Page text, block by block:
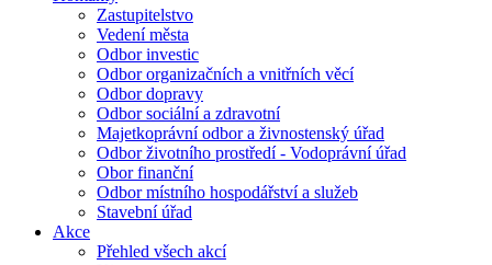
Zastupitelstvo
Vedení města
Odbor investic
Odbor organizačních a vnitřních věcí
Odbor dopravy
Odbor sociální a zdravotní
Majetkoprávní odbor a živnostenský úřad
Odbor životního prostředí - Vodoprávní úřad
Obor finanční
Odbor místního hospodářství a služeb
Stavební úřad
Akce
Přehled všech akcí